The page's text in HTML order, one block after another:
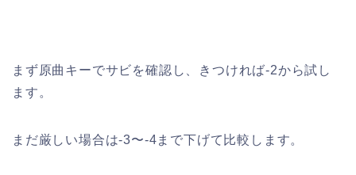
まず原曲キーでサビを確認し、きつければ-2から試し
ます。
まだ厳しい場合は-3〜-4まで下げて比較します。